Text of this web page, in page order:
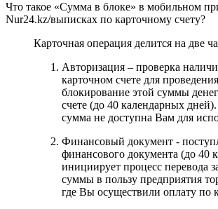
Что такое «Сумма в блоке» в мобильном
Nur24.kz/выписках по карточному счету?
Карточная операция делится на две
Авторизация – проверка
карточном счете для
блокирование этой суммы
счете (до 40 календарных
сумма не доступна Вам для
Финансовый документ -
финансового документа (до 40
инициирует процесс перевода
суммы в пользу предприятия
где Вы осуществили оплату по